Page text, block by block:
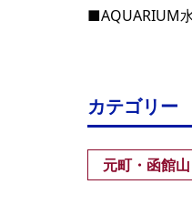
■AQUARIUM
カテゴリー
元町・函館山